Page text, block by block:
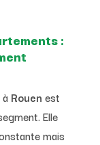
:
Rouen est
Elle
mais